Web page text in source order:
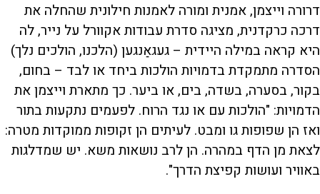
דרורה וייצמן, אמנית ומורה לאמנות חילונית שהחלה את
דרכה כרקדנית, מציגה סדרת עבודות אקוורל על נייר, לה
היא קראה במילה היידית – געגאַנגען (הלכנו, הולכים נלך)
הסדרה מתמקדת בדמויות הולכות ביחד או לבד – בחום,
בקור, בסערה, בשדה, בים, או ביער. כך מתארת וייצמן את
הדמויות: "הולכות עם או נגד הרוח. לפעמים נתקעות בתור
ואז הן שפופות גו ומבט. לעיתים הן זקופות ממוקדות מטרה:
לצאת מן הדף במהרה. הן לרב נושאות משא. יש שמדלגות
באוויר ועושות קפיצת הדרך".